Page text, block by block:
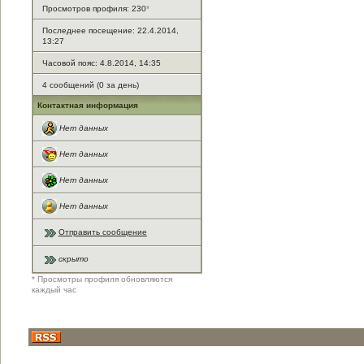
Просмотров профиля: 230*
Последнее посещение: 22.4.2014,
13:27
Часовой пояс: 4.8.2014, 14:35
4 сообщений (0 за день)
Контактная информация
Нет данных
Нет данных
Нет данных
Нет данных
Отправить сообщение
скрыто
* Просмотры профиля обновляются
каждый час